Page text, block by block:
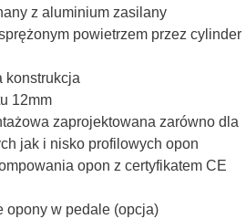
z aluminium zasilany
powietrzem przez cylinder
konstrukcja
12mm
zaprojektowana zarówno dla
jak i nisko profilowych opon
opon z certyfikatem CE
opony w pedale (opcja)